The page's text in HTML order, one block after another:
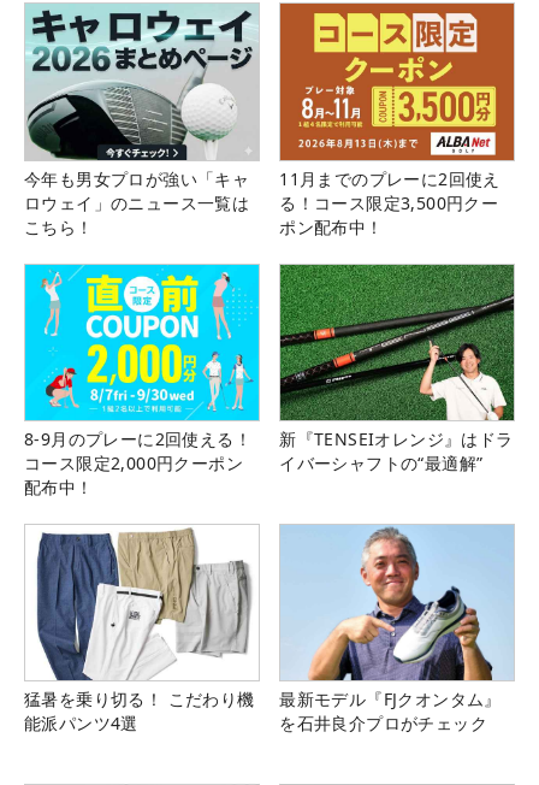
今年も男女プロが強い「キャ
ロウェイ」のニュース一覧は
こちら！
11月までのプレーに2回使え
る！コース限定3,500円クー
ポン配布中！
8-9月のプレーに2回使える！
コース限定2,000円クーポン
配布中！
新『TENSEIオレンジ』はドラ
イバーシャフトの“最適解”
猛暑を乗り切る！ こだわり機
能派パンツ4選
最新モデル『FJクオンタム』
を石井良介プロがチェック